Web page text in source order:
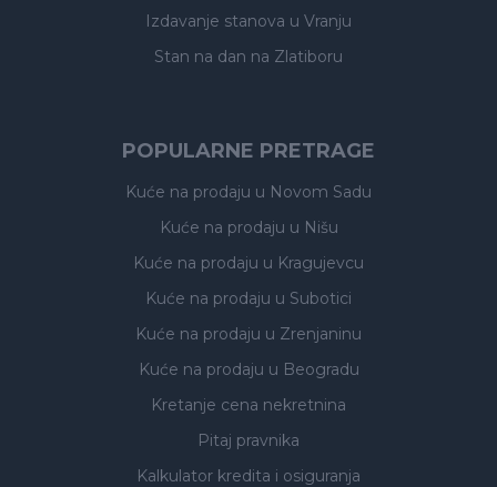
Izdavanje stanova u Vranju
Stan na dan na Zlatiboru
POPULARNE PRETRAGE
Kuće na prodaju u Novom Sadu
Kuće na prodaju u Nišu
Kuće na prodaju u Kragujevcu
Kuće na prodaju u Subotici
Kuće na prodaju u Zrenjaninu
Kuće na prodaju u Beogradu
Kretanje cena nekretnina
Pitaj pravnika
Kalkulator kredita i osiguranja